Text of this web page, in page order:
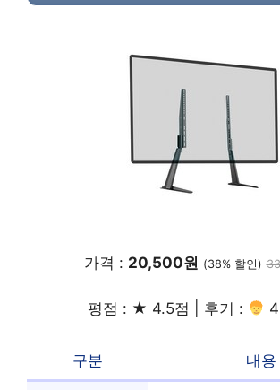
가격 : 20,500원 (38% 할인)
평점 : ★ 4.5점 | 후기 :
구분 내용